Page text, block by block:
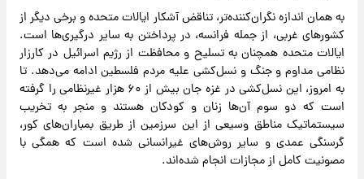
به همان اندازه نگران‌کننده‌تر، تناقض آشکار ایالات متحده و برخی دیگر از
کشورهای غربی، از جمله فرانسه، در پرداختن به سایر درگیری‌ها است.
ایالات متحده همچنان به تسلیح و محافظت از رژیم اسرائیل در کارزار
نظامی مداوم و جنگ و نسل‌کشی علیه مردم فلسطین ادامه می‌دهد. تا
به امروز، این نسل‌کشی در غزه جان بیش از ۶۰ هزار غیرنظامی را گرفته
است که دو سوم آن‌ها زنان و کودکان هستند و منجر به تخریب
سیستماتیک مناطق وسیعی از این سرزمین از طریق بمباران‌های کور،
گرسنگی عمدی و سایر روش‌های غیرانسانی شده است که همگی با
مصونیت کامل از مجازات انجام شده‌اند.